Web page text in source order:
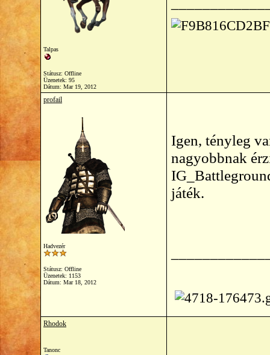
Talpas
Státusz: Offline
Üzenetek: 95
Dátum: Mar 19, 2012
profail
Hadvezér
Státusz: Offline
Üzenetek: 1153
Dátum: Mar 18, 2012
Igen, tényleg
nagyobbnak
játék.
Rhodok
Tanonc